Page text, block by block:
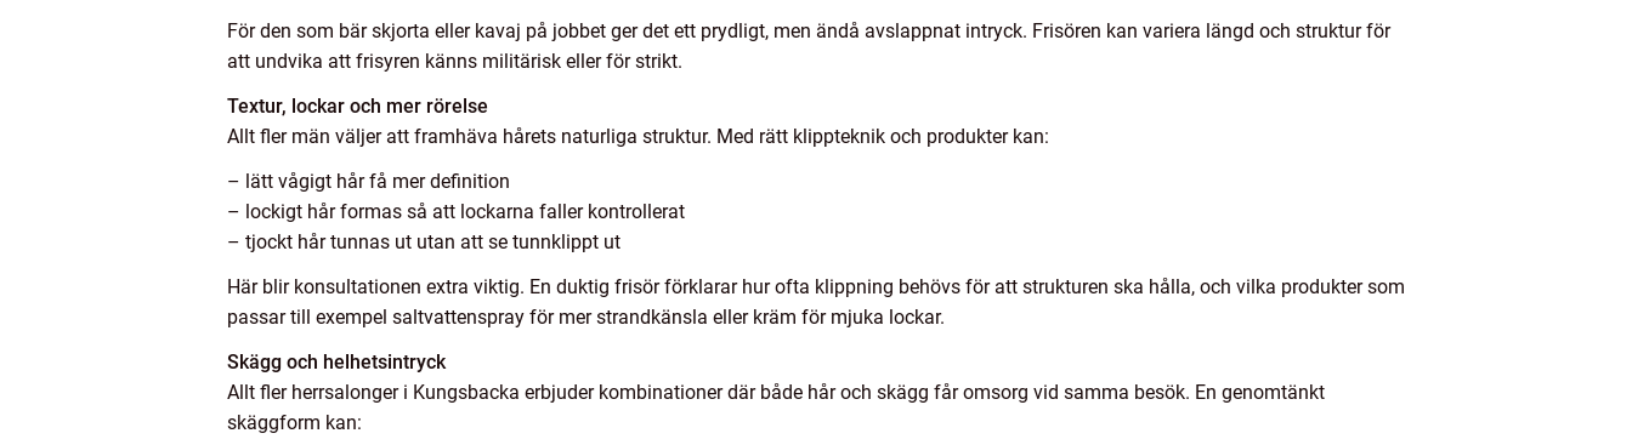
För den som bär skjorta eller kavaj på jobbet ger det ett prydligt, men ändå avslappnat intryck. Frisören kan variera längd och struktur för
att undvika att frisyren känns militärisk eller för strikt.
Textur, lockar och mer rörelse
Allt fler män väljer att framhäva hårets naturliga struktur. Med rätt klippteknik och produkter kan:
– lätt vågigt hår få mer definition
– lockigt hår formas så att lockarna faller kontrollerat
– tjockt hår tunnas ut utan att se tunnklippt ut
Här blir konsultationen extra viktig. En duktig frisör förklarar hur ofta klippning behövs för att strukturen ska hålla, och vilka produkter som
passar till exempel saltvattenspray för mer strandkänsla eller kräm för mjuka lockar.
Skägg och helhetsintryck
Allt fler herrsalonger i Kungsbacka erbjuder kombinationer där både hår och skägg får omsorg vid samma besök. En genomtänkt
skäggform kan: